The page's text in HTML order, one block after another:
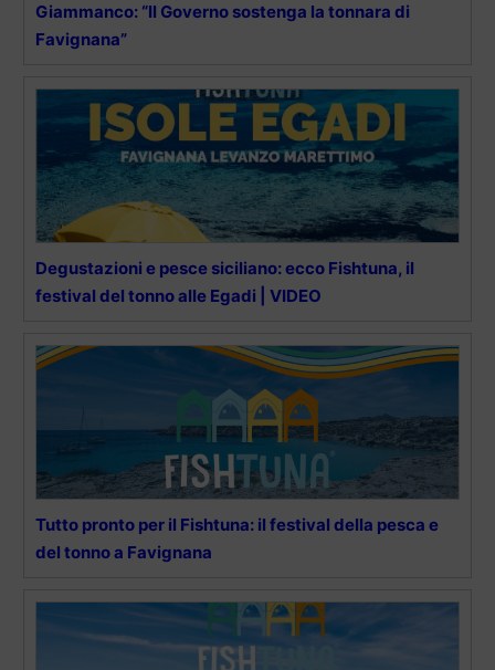
Giammanco: “Il Governo sostenga la tonnara di
Favignana”
Degustazioni e pesce siciliano: ecco Fishtuna, il
festival del tonno alle Egadi | VIDEO
Tutto pronto per il Fishtuna: il festival della pesca e
del tonno a Favignana